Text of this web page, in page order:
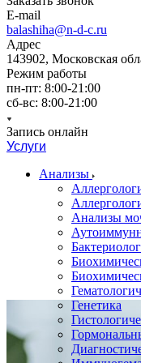
E-mail
balashiha@n-d-c.ru
Адрес
143902, Московская
Режим работы
пн-пт: 8:00-21:00
сб-вс: 8:00-21:00
Запись онлайн
Услуги
Анализы
Анализы
Генетика